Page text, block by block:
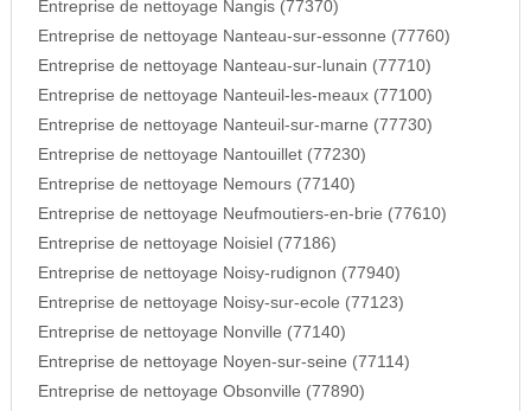
Entreprise de nettoyage Nangis (77370)
Entreprise de nettoyage Nanteau-sur-essonne (77760)
Entreprise de nettoyage Nanteau-sur-lunain (77710)
Entreprise de nettoyage Nanteuil-les-meaux (77100)
Entreprise de nettoyage Nanteuil-sur-marne (77730)
Entreprise de nettoyage Nantouillet (77230)
Entreprise de nettoyage Nemours (77140)
Entreprise de nettoyage Neufmoutiers-en-brie (77610)
Entreprise de nettoyage Noisiel (77186)
Entreprise de nettoyage Noisy-rudignon (77940)
Entreprise de nettoyage Noisy-sur-ecole (77123)
Entreprise de nettoyage Nonville (77140)
Entreprise de nettoyage Noyen-sur-seine (77114)
Entreprise de nettoyage Obsonville (77890)